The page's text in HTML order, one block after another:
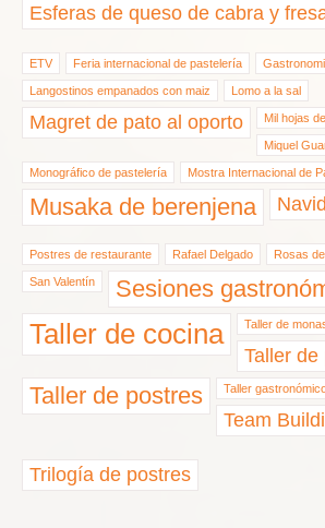
Esferas de queso de cabra y
ETV Feria internacional de pastelería
Langostinos empanados con maiz Lomo a la sal
Magret de pato al oporto Mil hojas
Miquel
Monográfico de pastelería Mostra Internacional de
Musaka de berenjena
Postres de restaurante Rafael Delgado Rosas
San Valentín Sesiones
Taller de cocina Taller de
Taller
Taller de postres Taller
Team
Trilogía de postres